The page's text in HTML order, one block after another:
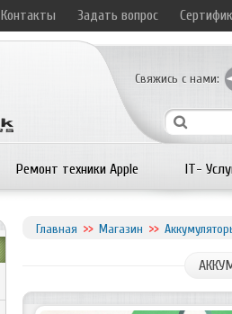
Контакты Задать вопрос
Свяжись с нами:
Ремонт техники Apple IT-
Главная Магазин